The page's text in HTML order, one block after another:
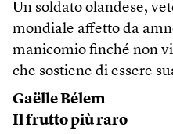
Un soldato olandese,
mondiale affetto da
manicomio finché non
che sostiene di essere
Gaëlle Bélem
Il frutto più raro